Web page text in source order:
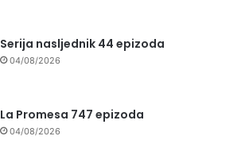
Serija nasljednik 44 epizoda
04/08/2026
La Promesa 747 epizoda
04/08/2026